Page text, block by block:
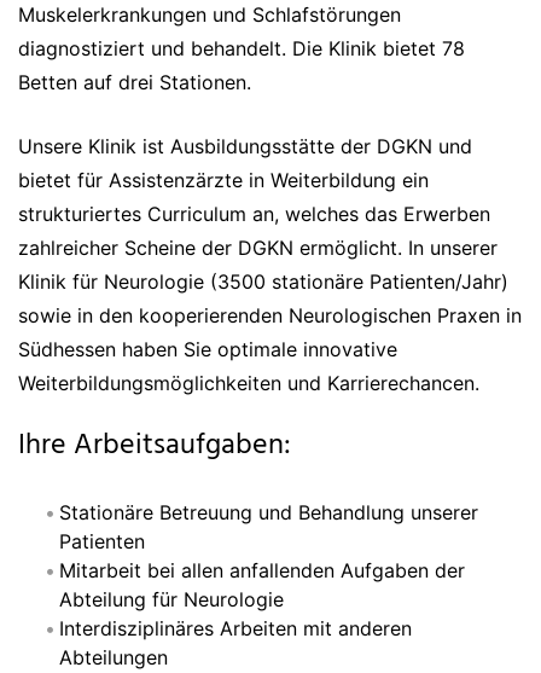
Muskelerkrankungen und Schlafstörungen
diagnostiziert und behandelt. Die Klinik bietet 78
Betten auf drei Stationen.
Unsere Klinik ist Ausbildungsstätte der DGKN und
bietet für Assistenzärzte in Weiterbildung ein
strukturiertes Curriculum an, welches das Erwerben
zahlreicher Scheine der DGKN ermöglicht. In unserer
Klinik für Neurologie (3500 stationäre Patienten/Jahr)
sowie in den kooperierenden Neurologischen Praxen in
Südhessen haben Sie optimale innovative
Weiterbildungsmöglichkeiten und Karrierechancen.
Ihre Arbeitsaufgaben:
Stationäre Betreuung und Behandlung unserer
Patienten
Mitarbeit bei allen anfallenden Aufgaben der
Abteilung für Neurologie
Interdisziplinäres Arbeiten mit anderen
Abteilungen